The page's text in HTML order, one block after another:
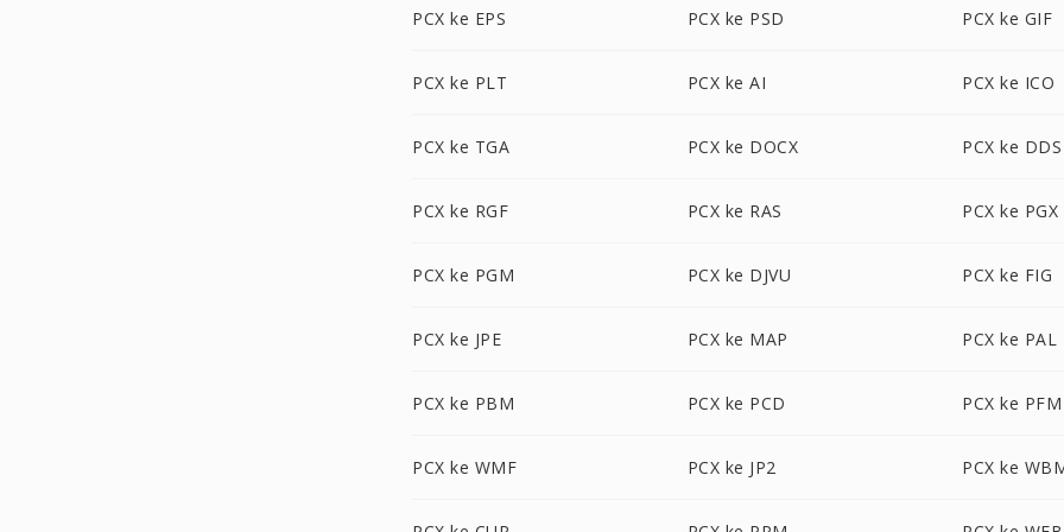
PCX ke EPS PCX ke PSD PCX ke GIF
PCX ke PLT PCX ke AI PCX ke ICO
PCX ke TGA PCX ke DOCX PCX ke DDS
PCX ke RGF PCX ke RAS PCX ke PGX
PCX ke PGM PCX ke DJVU PCX ke FIG
PCX ke JPE PCX ke MAP PCX ke PAL
PCX ke PBM PCX ke PCD PCX ke PFM
PCX ke WMF PCX ke JP2 PCX ke